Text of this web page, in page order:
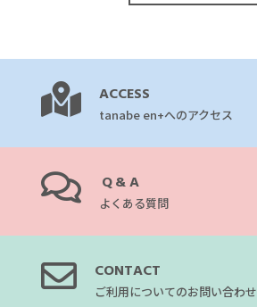
ACCESS
tanabe en+へのアクセス
Q&A
よくある質問
CONTACT
ご利用についてのお問い合わせ